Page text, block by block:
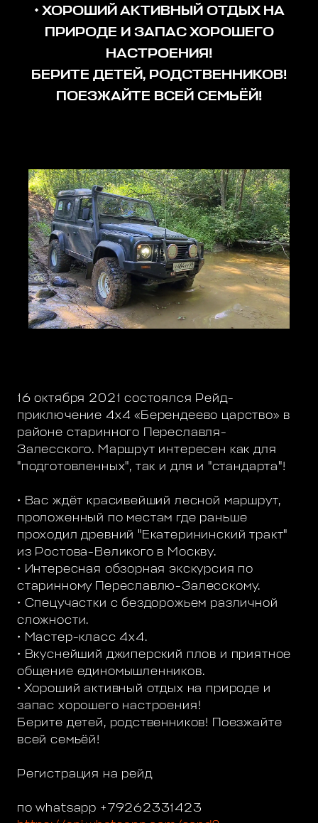
• ХОРОШИЙ АКТИВНЫЙ ОТДЫХ НА
ПРИРОДЕ И ЗАПАС ХОРОШЕГО
НАСТРОЕНИЯ!
БЕРИТЕ ДЕТЕЙ, РОДСТВЕННИКОВ!
ПОЕЗЖАЙТЕ ВСЕЙ СЕМЬЁЙ!
16 октября 2021 состоялся Рейд-
приключение 4х4 «Берендеево царство» в
районе старинного Переславля-
Залесского. Маршрут интересен как для
"подготовленных", так и для и "стандарта"!
• Вас ждёт красивейший лесной маршрут,
проложенный по местам где раньше
проходил древний "Екатерининский тракт"
из Ростова-Великого в Москву.
• Интересная обзорная экскурсия по
старинному Переславлю-Залесскому.
• Спецучастки с бездорожьем различной
сложности.
• Мастер-класс 4х4.
• Вкуснейший джиперский плов и приятное
общение единомышленников.
• Хороший активный отдых на природе и
запас хорошего настроения!
Берите детей, родственников! Поезжайте
всей семьёй!
Регистрация на рейд
по whatsapp +79262331423